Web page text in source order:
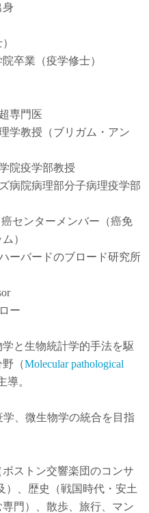
身
卒業（疫学修士）
専門医
学教授（ブリガム・アン
院疫学部教授
病院病理部分子病理疫学部
センターメンバー（癌免
）
ーバードのブロード研究所
ー
と生物統計学的手法を駆
（Molecular pathological
導。
学、微生物学の統合を目指
ストン交響楽団のコンサ
）、歴史（戦国時代・安土
門）、散歩、旅行、マン